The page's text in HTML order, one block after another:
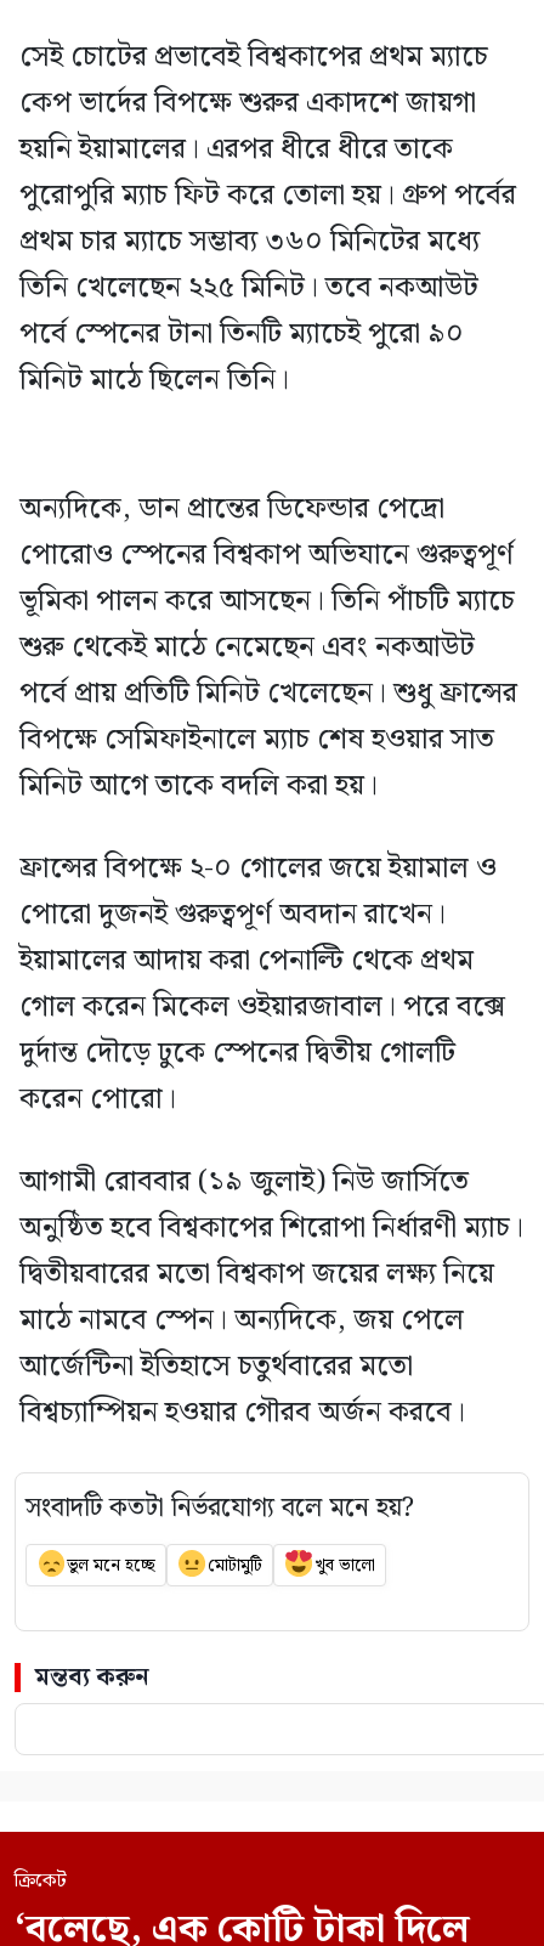
সেই চোটের প্রভাবেই বিশ্বকাপের প্রথম ম্যাচে
কেপ ভার্দের বিপক্ষে শুরুর একাদশে জায়গা
হয়নি ইয়ামালের। এরপর ধীরে ধীরে তাকে
পুরোপুরি ম্যাচ ফিট করে তোলা হয়। গ্রুপ পর্বের
প্রথম চার ম্যাচে সম্ভাব্য ৩৬০ মিনিটের মধ্যে
তিনি খেলেছেন ২২৫ মিনিট। তবে নকআউট
পর্বে স্পেনের টানা তিনটি ম্যাচেই পুরো ৯০
মিনিট মাঠে ছিলেন তিনি।
অন্যদিকে, ডান প্রান্তের ডিফেন্ডার পেদ্রো
পোরোও স্পেনের বিশ্বকাপ অভিযানে গুরুত্বপূর্ণ
ভূমিকা পালন করে আসছেন। তিনি পাঁচটি ম্যাচে
শুরু থেকেই মাঠে নেমেছেন এবং নকআউট
পর্বে প্রায় প্রতিটি মিনিট খেলেছেন। শুধু ফ্রান্সের
বিপক্ষে সেমিফাইনালে ম্যাচ শেষ হওয়ার সাত
মিনিট আগে তাকে বদলি করা হয়।
ফ্রান্সের বিপক্ষে ২-০ গোলের জয়ে ইয়ামাল ও
পোরো দুজনই গুরুত্বপূর্ণ অবদান রাখেন।
ইয়ামালের আদায় করা পেনাল্টি থেকে প্রথম
গোল করেন মিকেল ওইয়ারজাবাল। পরে বক্সে
দুর্দান্ত দৌড়ে ঢুকে স্পেনের দ্বিতীয় গোলটি
করেন পোরো।
আগামী রোববার (১৯ জুলাই) নিউ জার্সিতে
অনুষ্ঠিত হবে বিশ্বকাপের শিরোপা নির্ধারণী ম্যাচ।
দ্বিতীয়বারের মতো বিশ্বকাপ জয়ের লক্ষ্য নিয়ে
মাঠে নামবে স্পেন। অন্যদিকে, জয় পেলে
আর্জেন্টিনা ইতিহাসে চতুর্থবারের মতো
বিশ্বচ্যাম্পিয়ন হওয়ার গৌরব অর্জন করবে।
সংবাদটি কতটা নির্ভরযোগ্য বলে মনে হয়?
ভুল মনে হচ্ছে মোটামুটি খুব ভালো
মন্তব্য করুন
ক্রিকেট
‘বলেছে, এক কোটি টাকা দিলে